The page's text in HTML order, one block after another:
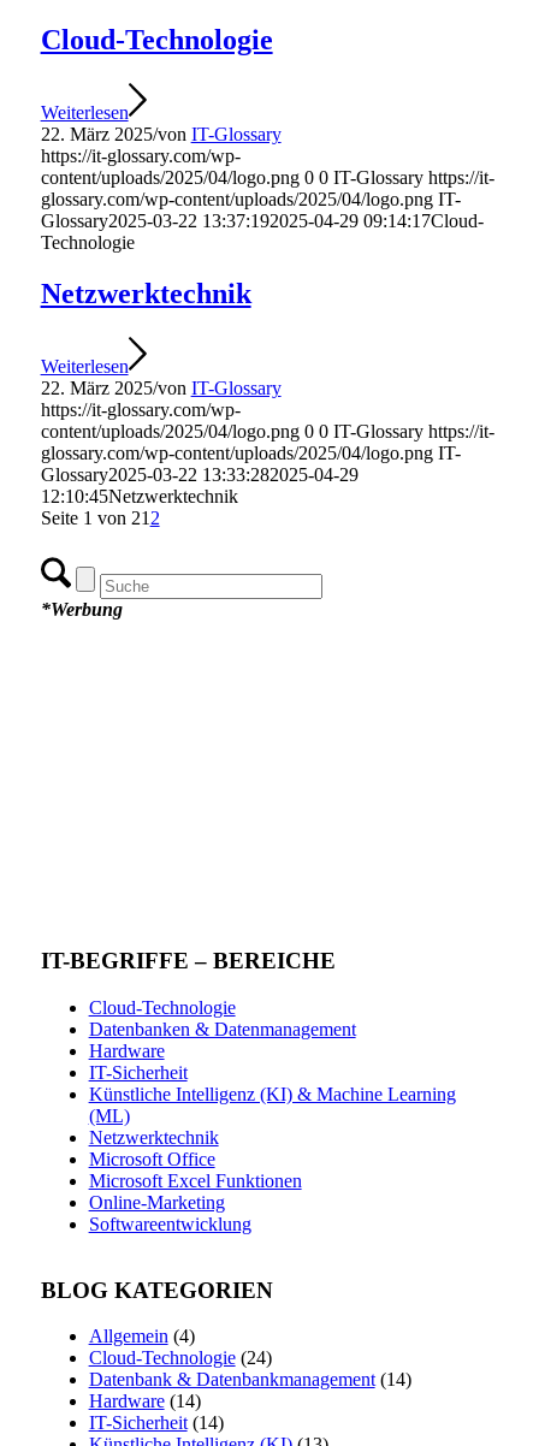
Cloud-Technologie
Weiterlesen
22. März 2025/von IT-Glossary
https://it-glossary.com/wp-
content/uploads/2025/04/logo.png 0 0 IT-Glossary https://it-
glossary.com/wp-content/uploads/2025/04/logo.png IT-
Glossary2025-03-22 13:37:192025-04-29 09:14:17Cloud-
Technologie
Netzwerktechnik
Weiterlesen
22. März 2025/von IT-Glossary
https://it-glossary.com/wp-
content/uploads/2025/04/logo.png 0 0 IT-Glossary https://it-
glossary.com/wp-content/uploads/2025/04/logo.png IT-
Glossary2025-03-22 13:33:282025-04-29
12:10:45Netzwerktechnik
Seite 1 von 21 2
*Werbung
IT-BEGRIFFE – BEREICHE
Cloud-Technologie
Datenbanken & Datenmanagement
Hardware
IT-Sicherheit
Künstliche Intelligenz (KI) & Machine Learning
(ML)
Netzwerktechnik
Microsoft Office
Microsoft Excel Funktionen
Online-Marketing
Softwareentwicklung
BLOG KATEGORIEN
Allgemein(4)
Cloud-Technologie(24)
Datenbank & Datenbankmanagement(14)
Hardware(14)
IT-Sicherheit(14)